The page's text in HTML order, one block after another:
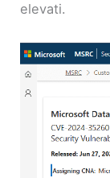
elevati.